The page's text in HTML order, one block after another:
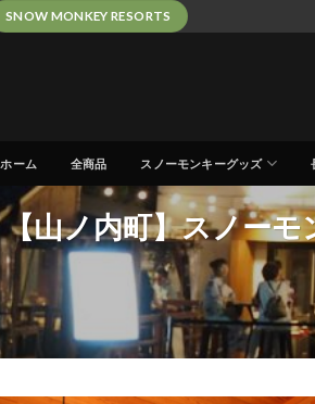
SNOW MONKEY RESORTS
ホーム 全商品 スノーモンキーグッズ
【山ノ内町】スノーモ